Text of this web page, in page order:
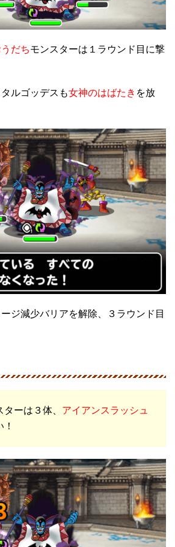
だちモンスターは１ラウンド目に撃
ルゴッデスも女神のはばたき を放
ジ減少バリアを解除、３ラウンド目
ーは３体、 アイアンスラッシュ